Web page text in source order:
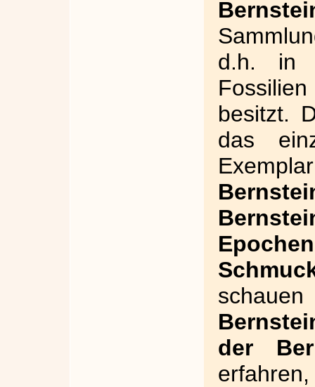
d.h. in
besitzt.
das
Epochen
der